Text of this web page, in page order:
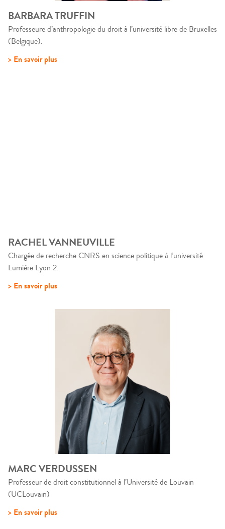
BARBARA TRUFFIN
Professeure d’anthropologie du droit à l’université libre de Bruxelles
(Belgique).
> En savoir plus
RACHEL VANNEUVILLE
Chargée de recherche CNRS en science politique à l’université
Lumière Lyon 2.
> En savoir plus
MARC VERDUSSEN
Professeur de droit constitutionnel à l’Université de Louvain
(UCLouvain)
> En savoir plus